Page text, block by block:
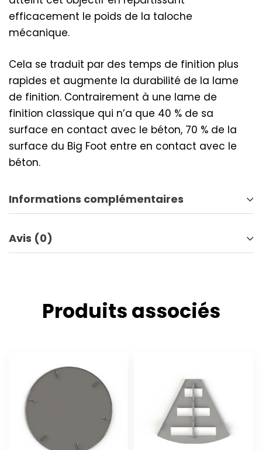
efficacement le poids de la taloche
mécanique.
Cela se traduit par des temps de finition plus
rapides et augmente la durabilité de la lame
de finition. Contrairement à une lame de
finition classique qui n’a que 40 % de sa
surface en contact avec le béton, 70 % de la
surface du Big Foot entre en contact avec le
béton.
Informations complémentaires
Avis (0)
Produits associés